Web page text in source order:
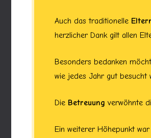
Auch das traditionelle
herzlicher Dank gilt allen
Besonders bedanken
wie jedes Jahr gut besucht
Die Betreuung verwöhnte
Ein weiterer Höhepunkt